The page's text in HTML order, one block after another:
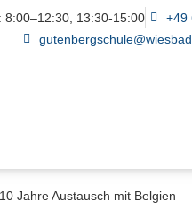
8:00–12:30, 13:30-15:00 +49
10 Jahre Austausch mit Belgien